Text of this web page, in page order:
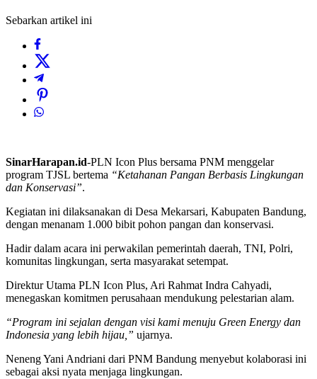
Sebarkan artikel ini
SinarHarapan.id-PLN Icon Plus bersama PNM menggelar
program TJSL bertema “Ketahanan Pangan Berbasis Lingkungan
dan Konservasi”.
Kegiatan ini dilaksanakan di Desa Mekarsari, Kabupaten Bandung,
dengan menanam 1.000 bibit pohon pangan dan konservasi.
Hadir dalam acara ini perwakilan pemerintah daerah, TNI, Polri,
komunitas lingkungan, serta masyarakat setempat.
Direktur Utama PLN Icon Plus, Ari Rahmat Indra Cahyadi,
menegaskan komitmen perusahaan mendukung pelestarian alam.
“Program ini sejalan dengan visi kami menuju Green Energy dan
Indonesia yang lebih hijau,” ujarnya.
Neneng Yani Andriani dari PNM Bandung menyebut kolaborasi ini
sebagai aksi nyata menjaga lingkungan.